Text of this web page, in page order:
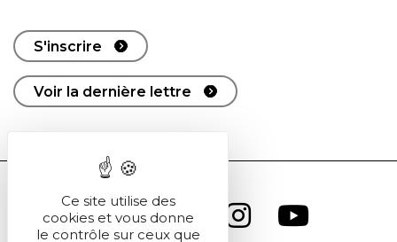
S'inscrire
Voir la dernière lettre
Ce site utilise des
cookies et vous donne
le contrôle sur ceux que